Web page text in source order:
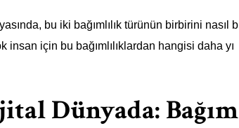
bu iki bağımlılık türünün birbirini nasıl b
için bu bağımlılıklardan hangisi daha yı
Dünyada: Bağım